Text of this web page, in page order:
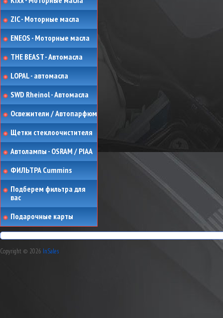
ZIC - Моторные масла
ENEOS - Моторные масла
THE BEAST - Автомасла
LOPAL - автомасла
SWD Rheinol - Автомасла
Освежители / Автопарфюм
Щетки стеклоочистителя
Автолампы - OSRAM / PIAA
ФИЛЬТРА Cummins
Подберем фильтра для
вас
Подарочные карты
Copyright © 2026 InSales